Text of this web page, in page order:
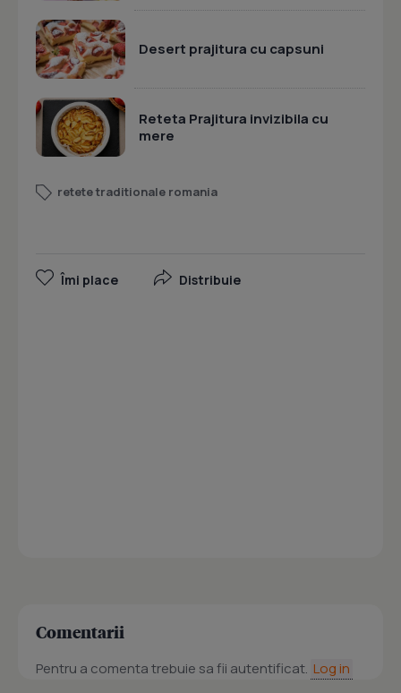
Desert prajitura cu capsuni
Reteta Prajitura invizibila cu
mere
retete traditionale romania
Îmi place Distribuie
Comentarii
Pentru a comenta trebuie sa fii autentificat. Log in